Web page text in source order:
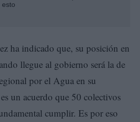
esto
ha indicado que, su posición en
llegue al gobierno será la de
por el Agua en su
un acuerdo que 50 colectivos
cumplir. Es por eso